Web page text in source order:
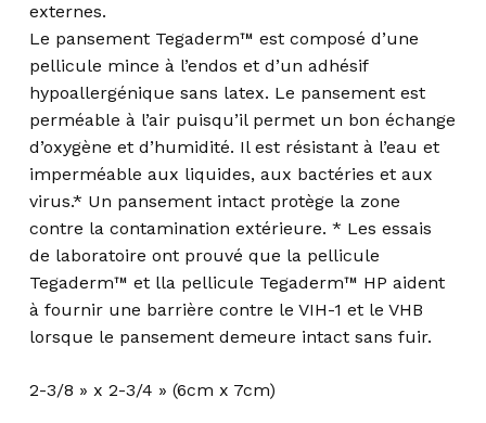
externes.
Le pansement Tegaderm™ est composé d’une
pellicule mince à l’endos et d’un adhésif
hypoallergénique sans latex. Le pansement est
perméable à l’air puisqu’il permet un bon échange
d’oxygène et d’humidité. Il est résistant à l’eau et
imperméable aux liquides, aux bactéries et aux
virus.* Un pansement intact protège la zone
contre la contamination extérieure. * Les essais
de laboratoire ont prouvé que la pellicule
Tegaderm™ et lla pellicule Tegaderm™ HP aident
à fournir une barrière contre le VIH-1 et le VHB
lorsque le pansement demeure intact sans fuir.
2-3/8 » x 2-3/4 » (6cm x 7cm)